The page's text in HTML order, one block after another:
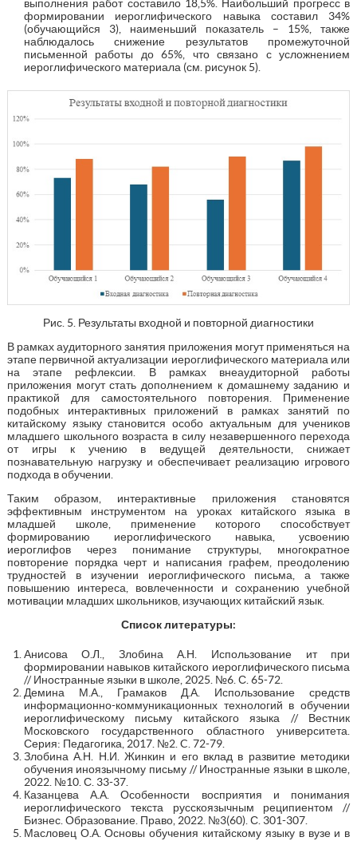
выполнения работ составило 18,5%. Наибольший прогресс в
формировании иероглифического навыка составил 34%
(обучающийся 3), наименьший показатель – 15%, также
наблюдалось снижение результатов промежуточной
письменной работы до 65%, что связано с усложнением
иероглифического материала (см. рисунок 5).
Рис. 5. Результаты входной и повторной диагностики
В рамках аудиторного занятия приложения могут применяться на
этапе первичной актуализации иероглифического материала или
на этапе рефлексии. В рамках внеаудиторной работы
приложения могут стать дополнением к домашнему заданию и
практикой для самостоятельного повторения. Применение
подобных интерактивных приложений в рамках занятий по
китайскому языку становится особо актуальным для учеников
младшего школьного возраста в силу незавершенного перехода
от игры к учению в ведущей деятельности, снижает
познавательную нагрузку и обеспечивает реализацию игрового
подхода в обучении.
Таким образом, интерактивные приложения становятся
эффективным инструментом на уроках китайского языка в
младшей школе, применение которого способствует
формированию иероглифического навыка, усвоению
иероглифов через понимание структуры, многократное
повторение порядка черт и написания графем, преодолению
трудностей в изучении иероглифического письма, а также
повышению интереса, вовлеченности и сохранению учебной
мотивации младших школьников, изучающих китайский язык.
Список литературы:
Анисова О.Л., Злобина А.Н. Использование ит при
формировании навыков китайского иероглифического письма
// Иностранные языки в школе, 2025. №6. С. 65-72.
Демина М.А., Грамаков Д.А. Использование средств
информационно-коммуникационных технологий в обучении
иероглифическому письму китайского языка // Вестник
Московского государственного областного университета.
Серия: Педагогика, 2017. №2. C. 72-79.
Злобина А.Н. Н.И. Жинкин и его вклад в развитие методики
обучения иноязычному письму // Иностранные языки в школе,
2022. №10. С. 33-37.
Казанцева А.А. Особенности восприятия и понимания
иероглифического текста русскоязычным реципиентом //
Бизнес. Образование. Право, 2022. №3(60). С. 301-307.
Масловец О.А. Основы обучения китайскому языку в вузе и в